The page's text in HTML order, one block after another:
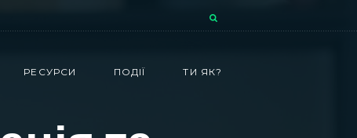
РЕСУРСИ ПОДІЇ ТИ ЯК?